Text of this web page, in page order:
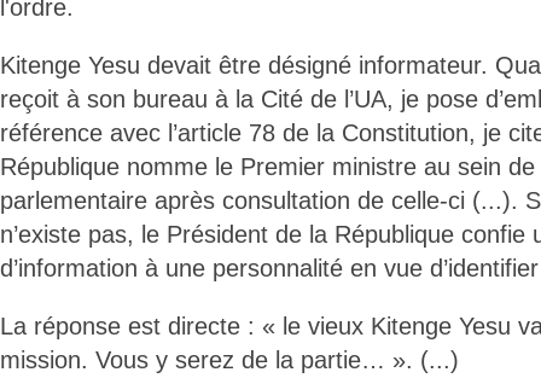
l'ordre.
Kitenge Yesu devait être désigné informateur.
reçoit à son bureau à la Cité de l’UA, je pose
référence avec l’article 78 de la Constitution, je
République nomme le Premier ministre au sein
parlementaire après consultation de celle-ci (...).
n’existe pas, le Président de la République confie
d’information à une personnalité en vue
La réponse est directe : « le vieux Kitenge Yesu
mission. Vous y serez de la partie… ». (...)